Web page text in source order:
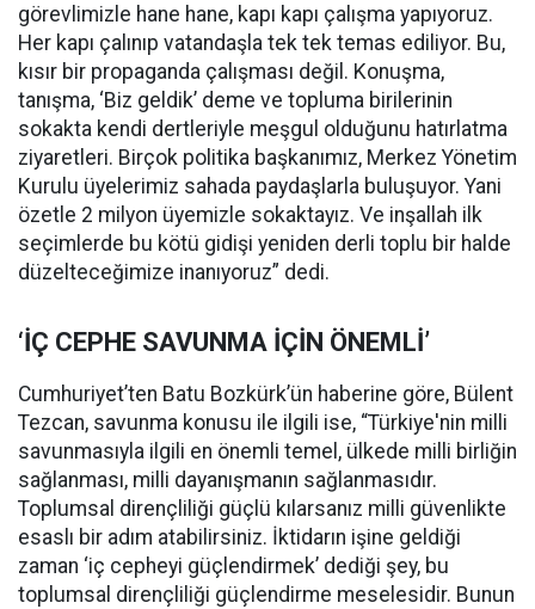
görevlimizle hane hane, kapı kapı çalışma yapıyoruz.
Her kapı çalınıp vatandaşla tek tek temas ediliyor. Bu,
kısır bir propaganda çalışması değil. Konuşma,
tanışma, ‘Biz geldik’ deme ve topluma birilerinin
sokakta kendi dertleriyle meşgul olduğunu hatırlatma
ziyaretleri. Birçok politika başkanımız, Merkez Yönetim
Kurulu üyelerimiz sahada paydaşlarla buluşuyor. Yani
özetle 2 milyon üyemizle sokaktayız. Ve inşallah ilk
seçimlerde bu kötü gidişi yeniden derli toplu bir halde
düzelteceğimize inanıyoruz” dedi.
‘İÇ CEPHE SAVUNMA İÇİN ÖNEMLİ’
Cumhuriyet’ten Batu Bozkürk’ün haberine göre, Bülent
Tezcan, savunma konusu ile ilgili ise, “Türkiye'nin milli
savunmasıyla ilgili en önemli temel, ülkede milli birliğin
sağlanması, milli dayanışmanın sağlanmasıdır.
Toplumsal dirençliliği güçlü kılarsanız milli güvenlikte
esaslı bir adım atabilirsiniz. İktidarın işine geldiği
zaman ‘iç cepheyi güçlendirmek’ dediği şey, bu
toplumsal dirençliliği güçlendirme meselesidir. Bunun